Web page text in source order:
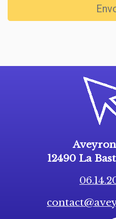
12490 La